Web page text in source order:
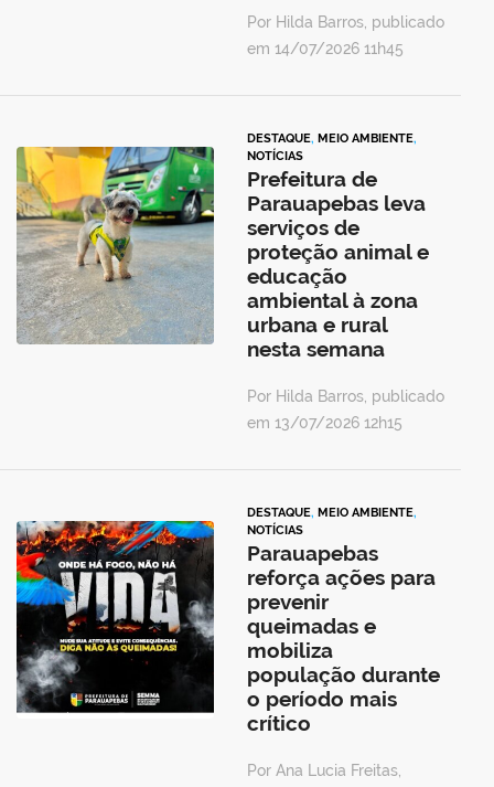
Por Hilda Barros, publicado
em 14/07/2026 11h45
DESTAQUE, MEIO AMBIENTE,
NOTÍCIAS
Prefeitura de
Parauapebas leva
serviços de
proteção animal e
educação
ambiental à zona
urbana e rural
nesta semana
Por Hilda Barros, publicado
em 13/07/2026 12h15
DESTAQUE, MEIO AMBIENTE,
NOTÍCIAS
Parauapebas
reforça ações para
prevenir
queimadas e
mobiliza
população durante
o período mais
crítico
Por Ana Lucia Freitas,